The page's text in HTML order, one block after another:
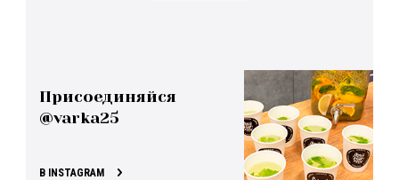
Присоединяйся
@varka25
В INSTAGRAM